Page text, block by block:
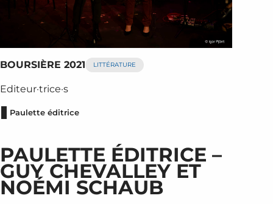
BOURSIÈRE 2021 LITTÉRATURE
Editeur·trice·s
Paulette éditrice
PAULETTE ÉDITRICE –
GUY CHEVALLEY ET
NOÉMI SCHAUB